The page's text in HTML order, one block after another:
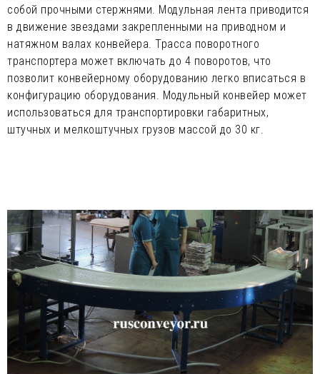
собой прочными стержнями. Модульная лента приводится
в движение звездами закрепленными на приводном и
натяжном валах конвейера. Трасса поворотного
транспортера может включать до 4 поворотов, что
позволит конвейерному оборудованию легко вписаться в
конфигурацию оборудования. Модульный конвейер может
использоваться для транспортировки габаритных,
штучных и мелкоштучных грузов массой до 30 кг.